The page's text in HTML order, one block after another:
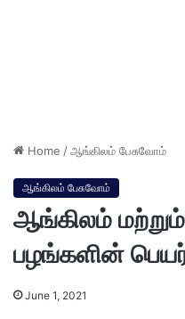
Home /ஆங்கிலம் பேசுவோம்
ஆங்கிலம் பேசுவோம்
ஆங்கிலம்
பழங்களின்
June 1, 2021